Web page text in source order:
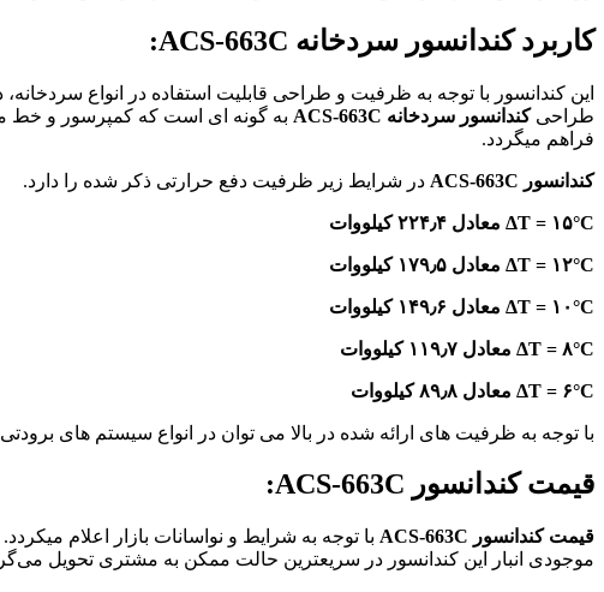
کاربرد کندانسور سردخانه ACS-663C:
این کندانسور با توجه به ظرفیت و طراحی قابلیت استفاده در انواع
طراحیکندانسور سردخانه ACS-663C
به گونه ای است که کمپرسور و خط
فراهم میگردد.
کندانسور ACS-663C در شرایط زیر ظرفیت دفع حرارتی ذکر شده را دارد.
ΔT = ۱۵°C معادل ۲۲۴٫۴ کیلووات
ΔT = ۱۲°C معادل ۱۷۹٫۵ کیلووات
ΔT = ۱۰°C معادل ۱۴۹٫۶ کیلووات
ΔT = ۸°C معادل ۱۱۹٫۷ کیلووات
ΔT = ۶°C معادل ۸۹٫۸ کیلووات
با توجه به ظرفیت های ارائه شده در بالا می توان در انواع سیستم های برودتی
قیمت کندانسور ACS-663C:
قیمت کندانسور ACS-663C با توجه به شرایط و نواسانات بازار اعلام
موجودی انبار این کندانسور در سریعترین حالت ممکن به مشتری تحویل